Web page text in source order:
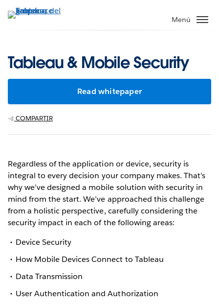
Menú
Tableau & Mobile Security
Read whitepaper
COMPARTIR
Regardless of the application or device, security is
integral to every decision your company makes. That’s
why we’ve designed a mobile solution with security in
mind from the start. We’ve approached this challenge
from a holistic perspective, carefully considering the
security impact in each of the following areas:
Device Security
How Mobile Devices Connect to Tableau
Data Transmission
User Authentication and Authorization